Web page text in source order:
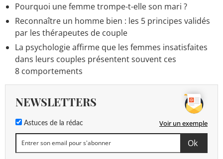
Pourquoi une femme trompe-t-elle son mari ?
Reconnaître un homme bien : les 5 principes validés
par les thérapeutes de couple
La psychologie affirme que les femmes insatisfaites
dans leurs couples présentent souvent ces
8 comportements
NEWSLETTERS
Astuces de la rédac Voir un exemple